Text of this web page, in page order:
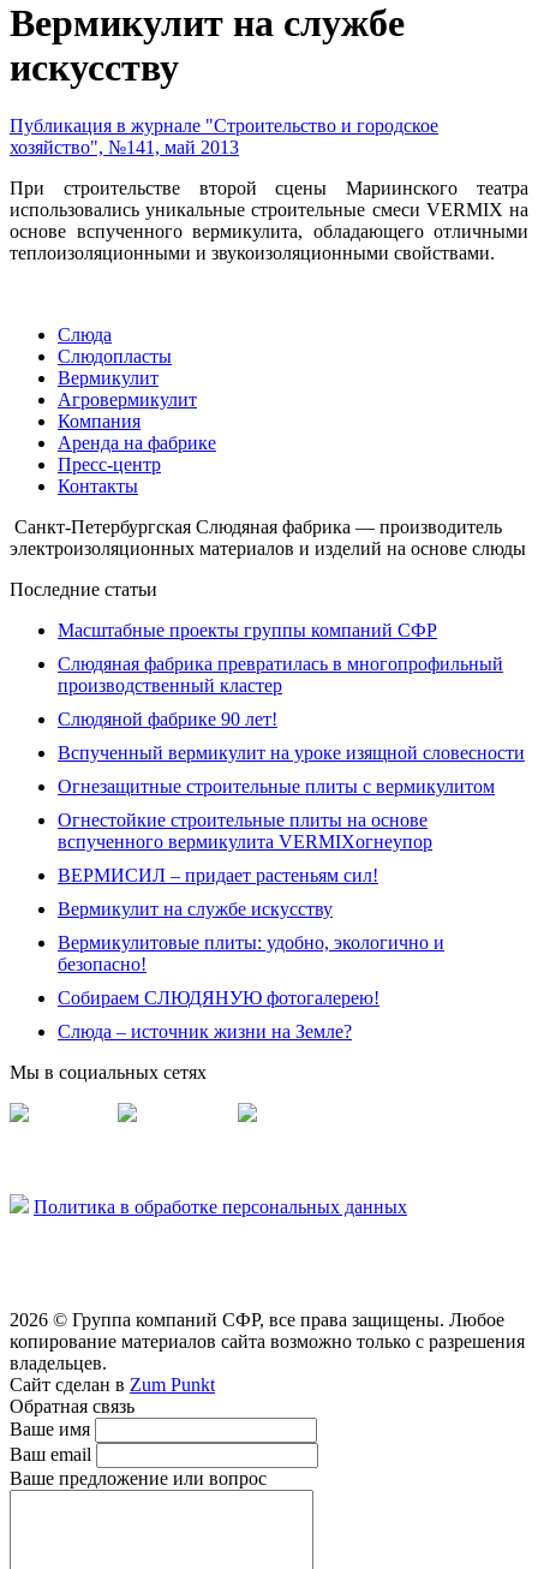
Вермикулит на службе
искусству
Публикация в журнале "Строительство и городское
хозяйство", №141, май 2013
При строительстве второй сцены Мариинского театра
использовались уникальные строительные смеси VERMIX на
основе вспученного вермикулита, обладающего отличными
теплоизоляционными и звукоизоляционными свойствами.
Слюда
Слюдопласты
Вермикулит
Агровермикулит
Компания
Аренда на фабрике
Пресс-центр
Контакты
Санкт-Петербургская Слюдяная фабрика — производитель
электроизоляционных материалов и изделий на основе слюды
Последние статьи
Масштабные проекты группы компаний СФР
Слюдяная фабрика превратилась в многопрофильный
производственный кластер
Слюдяной фабрике 90 лет!
Вспученный вермикулит на уроке изящной словесности
Огнезащитные строительные плиты с вермикулитом
Огнестойкие строительные плиты на основе
вспученного вермикулита VERMIXогнеупор
ВЕРМИСИЛ – придает растеньям сил!
Вермикулит на службе искусству
Вермикулитовые плиты: удобно, экологично и
безопасно!
Собираем СЛЮДЯНУЮ фотогалерею!
Слюда – источник жизни на Земле?
Мы в социальных сетях
Политика в обработке персональных данных
2026 © Группа компаний СФР, все права защищены. Любое
копирование материалов сайта возможно только с разрешения
владельцев.
Сайт сделан в Zum Punkt
Обратная связь
Ваше имя
Ваш email
Ваше предложение или вопрос